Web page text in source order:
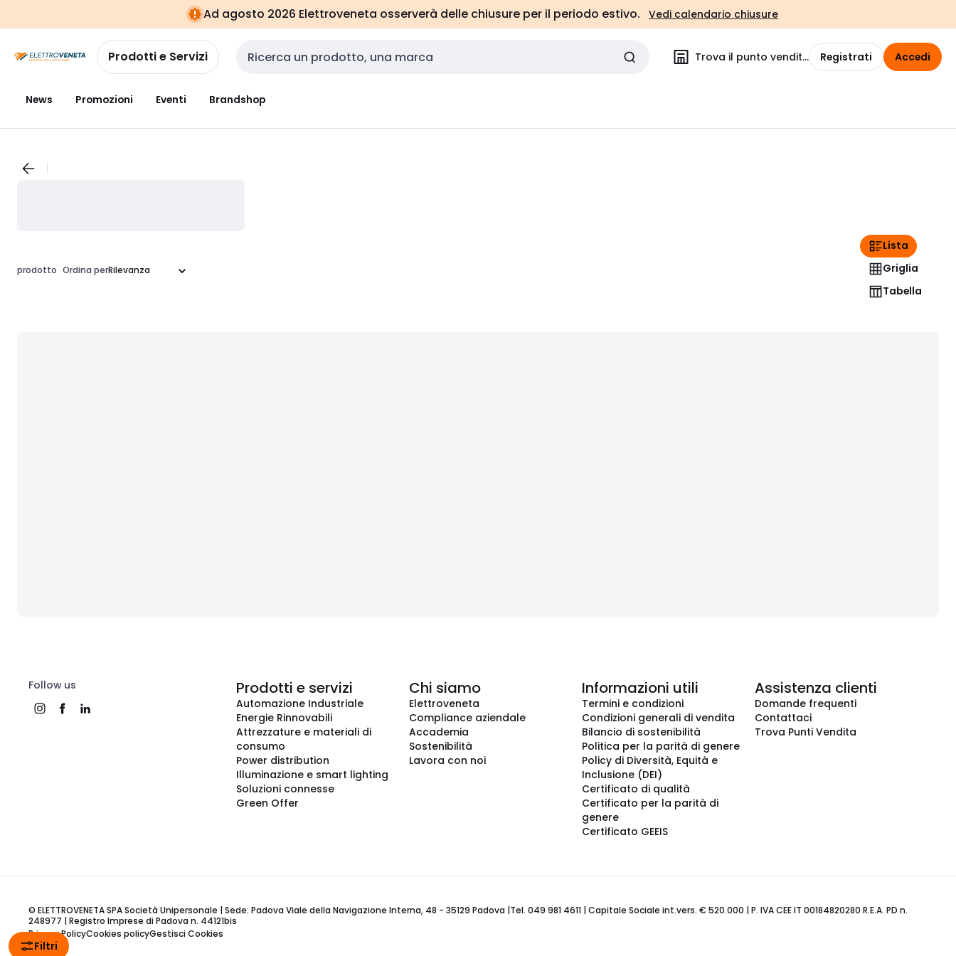
navigazionealla
pagina
Ad agosto 2026 Elettroveneta osserverà delle chiusure per il periodo estivo. Vedi calendario chiusure
Prodotti e Servizi Cerca input Trova il punto vendita Registrati Accedi
News Promozioni Eventi Brandshop
Filtri
prodotto Ordina per
Lista
Griglia
Tabella
Follow us Prodotti e servizi
Automazione Industriale
Energie Rinnovabili
Attrezzature e materiali di
consumo
Power distribution
Illuminazione e smart lighting
Soluzioni connesse
Green Offer
Chi siamo
Elettroveneta
Compliance aziendale
Accademia
Sostenibilità
Lavora con noi
Informazioni utili
Termini e condizioni
Condizioni generali di vendita
Bilancio di sostenibilità
Politica per la parità di genere
Policy di Diversità, Equità e
Inclusione (DEI)
Certificato di qualità
Certificato per la parità di
genere
Certificato GEEIS
Assistenza clienti
Domande frequenti
Contattaci
Trova Punti Vendita
© ELETTROVENETA SPA Società Unipersonale | Sede: Padova Viale della Navigazione Interna, 48 - 35129 Padova |Tel. 049 981 4611 | Capitale Sociale int.vers. € 520.000 | P. IVA CEE IT 00184820280 R.E.A. PD n.
248977 | Registro Imprese di Padova n. 44121bis
Privacy PolicyCookies policyGestisci Cookies